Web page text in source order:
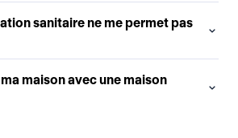
sanitaire ne me permet pas
maison avec une maison